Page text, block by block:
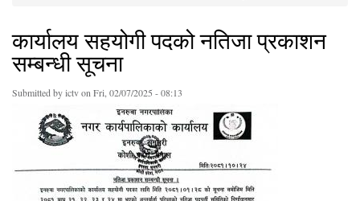
कार्यालय सहयोगी पदको नतिजा प्रकाशन
सम्बन्धी सूचना
Submitted byictvon Fri, 02/07/2025 - 08:13